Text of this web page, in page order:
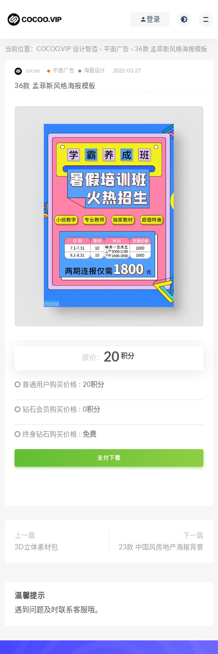
登录
当前位置： COCOO.VIP 设计智造 > 平面广告 > 36款 孟菲斯风格海报模板
cocoo 平面广告 海报设计 2022-03-27
36款 孟菲斯风格海报模板
原价： 20 积分
普通用户购买价格 : 20积分
钻石会员购买价格 : 0积分
终身钻石购买价格 : 免费
支付下载
上一篇
3D立体素材包
下一篇
23款 中国风房地产海报背景
温馨提示
遇到问题及时联系客服哦。